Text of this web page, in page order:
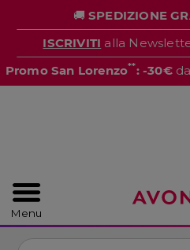
🚚 SPEDIZIONE
ISCRIVITI alla
Promo San Lorenzo**: -30€
Menu